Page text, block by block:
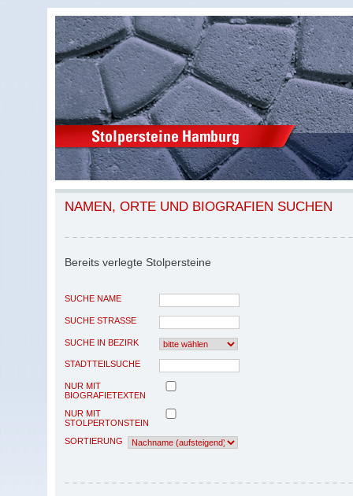
NAMEN, ORTE UND BIOGRAFIEN SUCHEN
Bereits verlegte Stolpersteine
SUCHE NAME
SUCHE STRASSE
SUCHE IN BEZIRK
STADTTEILSUCHE
NUR MIT
BIOGRAFIETEXTEN
NUR MIT
STOLPERTONSTEIN
SORTIERUNG